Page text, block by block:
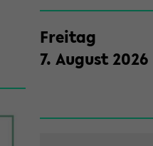
Frei­tag
7. Au­gust2026